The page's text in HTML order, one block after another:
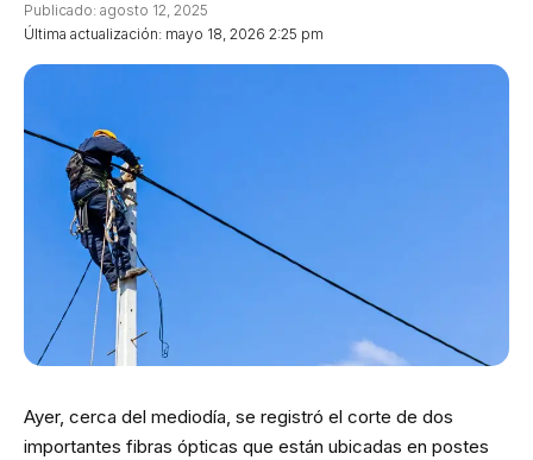
Última actualización: mayo 18, 2026 2:25 pm
Publicado: agosto 12, 2025
Ayer, cerca del mediodía, se registró el corte de dos
importantes fibras ópticas que están ubicadas en postes